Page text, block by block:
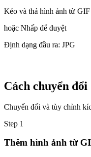
Kéo và thả hình ảnh từ
hoặc Nhấp để duyệt
Định dạng đầu ra: JPG
Cách chuyển
Chuyển đổi và tùy chỉnh
Step 1
Thêm hình ảnh từ